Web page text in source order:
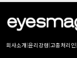
회사소개 윤리강령 고충처리인